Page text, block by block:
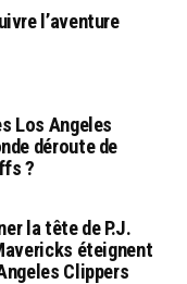
l’aventure
Los Angeles
déroute de
?
la tête de P.J.
éteignent
Clippers